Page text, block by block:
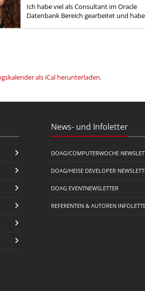
Ich habe viel als Consultant im Oracle
Datenbank Bereich gearbeitet und habe
als iCal herunterladen.
News- und Infoletter
DOAG/COMPUTERWOCHE
DOAG/HEISE DEVELOPER
DOAG EVENTNEWSLETTER
REFERENTEN & AUTOREN